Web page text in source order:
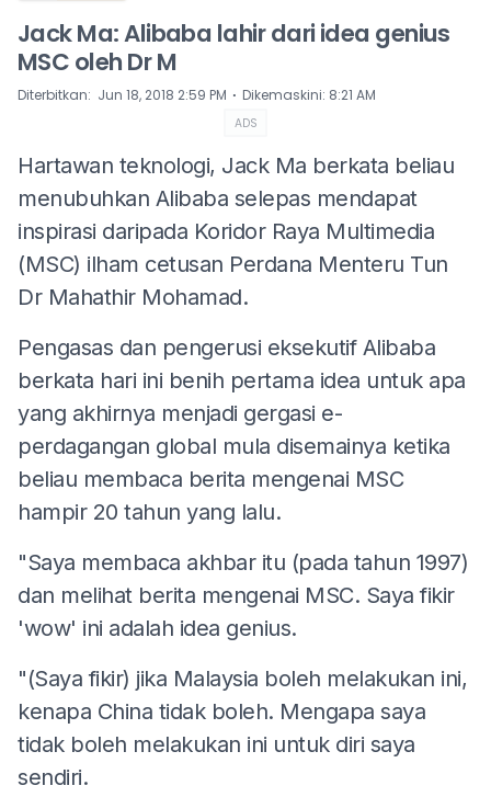
Jack Ma: Alibaba lahir dari idea genius
MSC oleh Dr M
Diterbitkan: Jun 18, 2018 2:59 PM ⋅ Dikemaskini: 8:21 AM
ADS
Hartawan teknologi, Jack Ma berkata beliau
menubuhkan Alibaba selepas mendapat
inspirasi daripada Koridor Raya Multimedia
(MSC) ilham cetusan Perdana Menteru Tun
Dr Mahathir Mohamad.
Pengasas dan pengerusi eksekutif Alibaba
berkata hari ini benih pertama idea untuk apa
yang akhirnya menjadi gergasi e-
perdagangan global mula disemainya ketika
beliau membaca berita mengenai MSC
hampir 20 tahun yang lalu.
"Saya membaca akhbar itu (pada tahun 1997)
dan melihat berita mengenai MSC. Saya fikir
'wow' ini adalah idea genius.
"(Saya fikir) jika Malaysia boleh melakukan ini,
kenapa China tidak boleh. Mengapa saya
tidak boleh melakukan ini untuk diri saya
sendiri.